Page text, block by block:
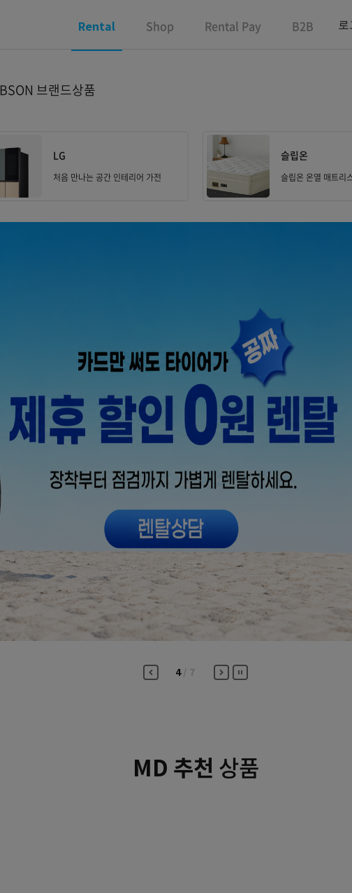
Rental Shop Rental Pay B2B
BSON 브랜드상품
LG
처음 만나는 공간 인테리어 가전
슬립온
슬립온 온열 매트리
이전보기
4 /7
다음보기
MD 추천 상품